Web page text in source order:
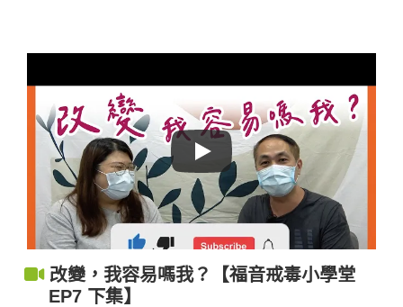
改變，我容易嗎我？【福音戒毒小學堂
EP7 下集】